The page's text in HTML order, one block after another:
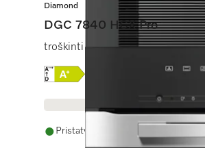
Diamond
DGC 7840 HCX Pro
troškinti garuose, kepti, kepinti,
Online Label Flag,
Produkto duomenų
Pristatymas per 14 - 28 dienas